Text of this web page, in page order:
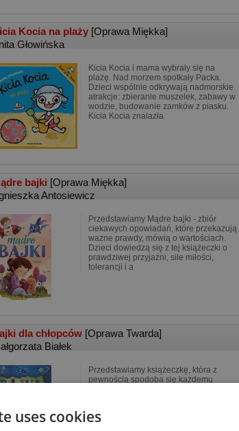
Kocia na plaży [Oprawa Miękka]
Głowińska
Kicia Kocia i mama wybrały się na
plażę. Nad morzem spotkały Packa.
Dzieci wspólnie odkrywają nadmorskie
atrakcje: zbieranie muszelek, zabawy w
wodzie, budowanie zamków z piasku.
Kicia Kocia znalazła
bajki [Oprawa Miękka]
Antosiewicz
Przedstawiamy Mądre bajki - zbiór
ciekawych opowiadań, które przekazują
ważne prawdy, mówią o wartościach.
Dzieci dowiedzą się z tej książeczki o
prawdziwej przyjaźni, sile miłości,
tolerancji i a
dla chłopców [Oprawa Twarda]
Białek
Przedstawiamy książeczkę, która z
pewnością spodoba się każdemu
czytelników - fascynujące hi
uses cookies